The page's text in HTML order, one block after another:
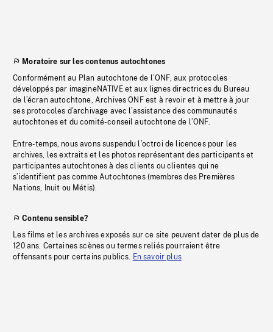
Moratoire sur les contenus autochtones
Conformément au Plan autochtone de l’ONF, aux protocoles
développés par imagineNATIVE et aux lignes directrices du Bureau
de l’écran autochtone, Archives ONF est à revoir et à mettre à jour
ses protocoles d’archivage avec l’assistance des communautés
autochtones et du comité-conseil autochtone de l’ONF.
Entre-temps, nous avons suspendu l’octroi de licences pour les
archives, les extraits et les photos représentant des participants et
participantes autochtones à des clients ou clientes qui ne
s’identifient pas comme Autochtones (membres des Premières
Nations, Inuit ou Métis).
Contenu sensible?
Les films et les archives exposés sur ce site peuvent dater de plus de
120 ans. Certaines scènes ou termes reliés pourraient être
offensants pour certains publics. En savoir plus